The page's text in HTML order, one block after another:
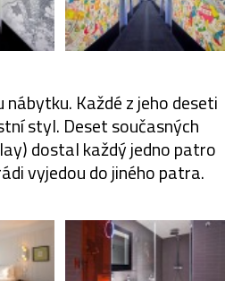
Každé z jeho deseti
styl. Deset současných
dostal každý jedno patro
vyjedou do jiného patra.